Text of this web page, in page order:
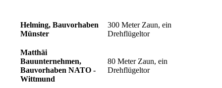
Helming, Bauvorhaben
Münster
300 Meter Zaun, ein
Drehflügeltor
Matthäi
Bauunternehmen,
Bauvorhaben NATO -
Wittmund
80 Meter Zaun, ein
Drehflügeltor